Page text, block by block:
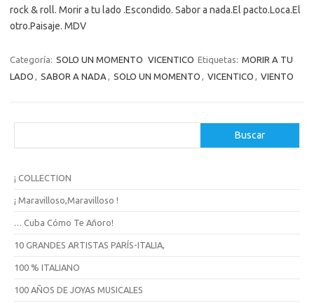
rock & roll. Morir a tu lado .Escondido. Sabor a nada.El pacto.Loca.El
otro.Paisaje. MDV
Categoría: SOLO UN MOMENTO VICENTICO Etiquetas: MORIR A TU
LADO , SABOR A NADA , SOLO UN MOMENTO , VICENTICO , VIENTO
a
Buscar
¡ COLLECTION
¡ Maravilloso,Maravilloso !
… Cuba Cómo Te Añoro!
10 GRANDES ARTISTAS PARÍS-ITALIA,
100 % ITALIANO
100 AÑOS DE JOYAS MUSICALES